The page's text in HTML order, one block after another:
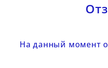
На данный момент